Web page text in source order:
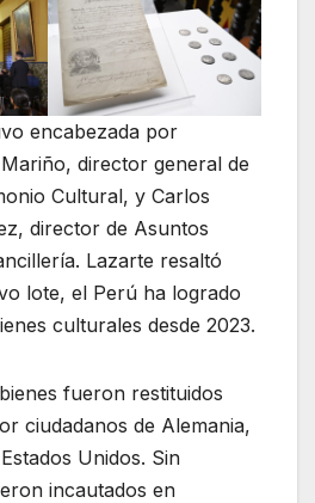
encabezada por
director general de
Cultural, y Carlos
director de Asuntos
Lazarte resaltó
lote, el Perú ha logrado
culturales desde 2023.
fueron restituidos
ciudadanos de Alemania,
Unidos. Sin
incautados en